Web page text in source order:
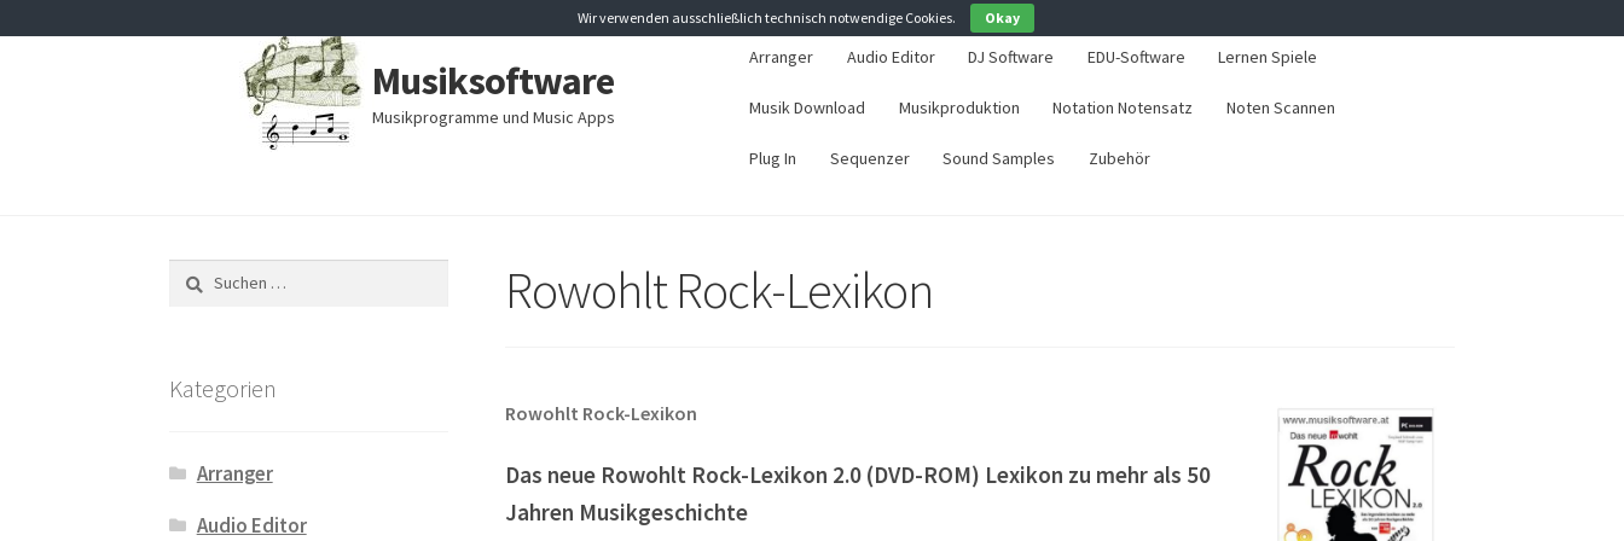
Zur
Navigation
springen
Zum
Inhalt
springen
Musiksoftware
Musikprogramme und Music Apps
Arranger Audio Editor DJ Software EDU-Software Lernen Spiele
Musik Download Musikproduktion Notation Notensatz Noten Scannen
Plug In Sequenzer Sound Samples Zubehör
Rowohlt Rock-Lexikon
Rowohlt Rock-Lexikon
Das neue Rowohlt Rock-Lexikon 2.0 (DVD-ROM) Lexikon zu mehr als 50
Jahren Musikgeschichte
nach:
Kategorien
Arranger
Audio Editor
Wir verwenden ausschließlich technisch notwendige Cookies. Okay